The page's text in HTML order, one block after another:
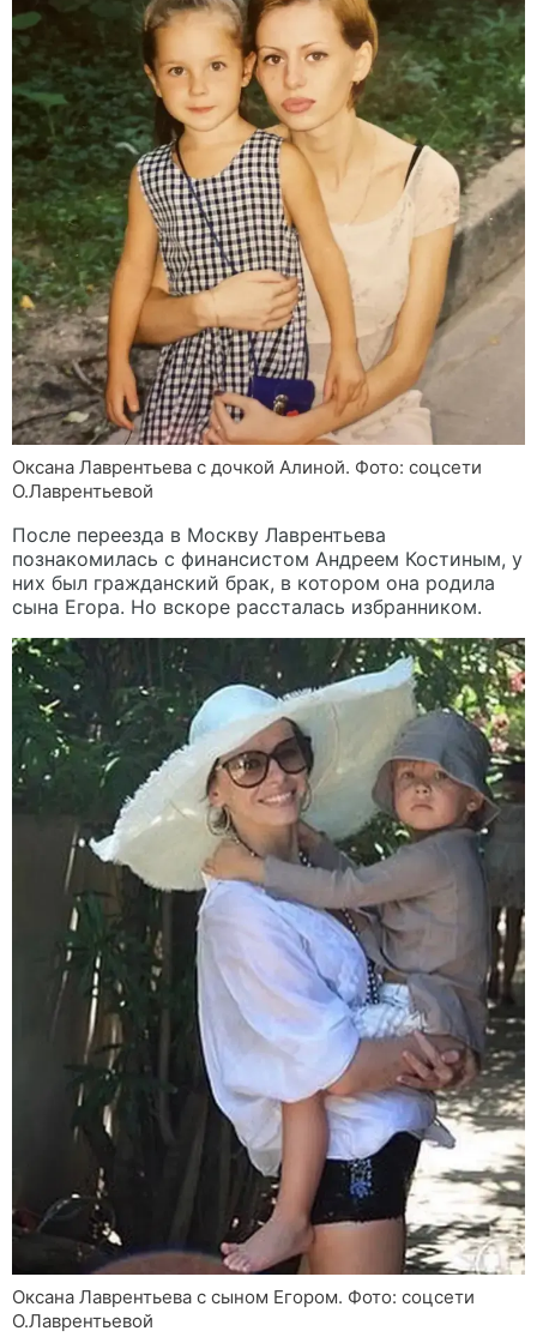
Оксана Лаврентьева с дочкой Алиной. Фото: соцсети
О.Лаврентьевой
После переезда в Москву Лаврентьева
познакомилась с финансистом Андреем Костиным, у
них был гражданский брак, в котором она родила
сына Егора. Но вскоре рассталась избранником.
Оксана Лаврентьева с сыном Егором. Фото: соцсети
О.Лаврентьевой